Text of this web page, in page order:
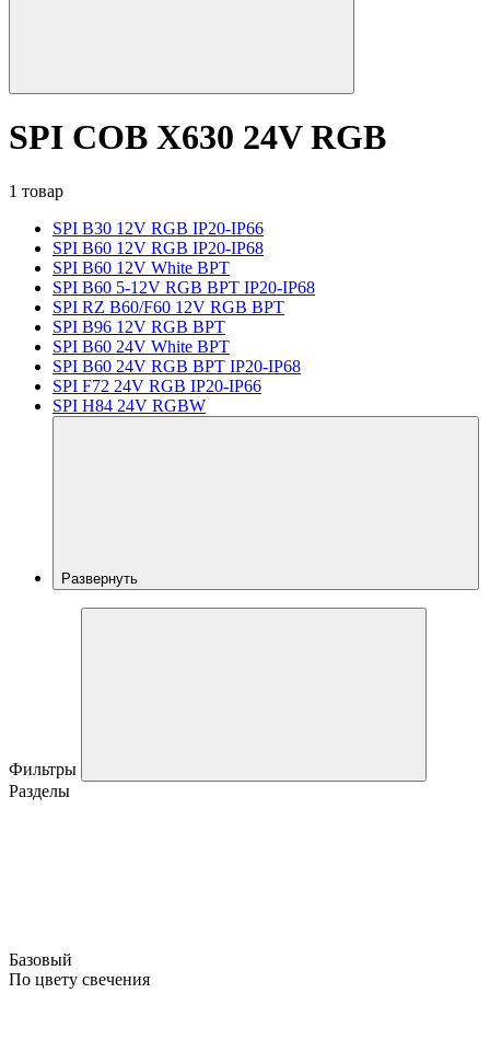
SPI COB X630 24V RGB
1 товар
SPI B30 12V RGB IP20-IP66
SPI B60 12V RGB IP20-IP68
SPI B60 12V White BPT
SPI B60 5-12V RGB BPT IP20-IP68
SPI RZ B60/F60 12V RGB BPT
SPI B96 12V RGB BPT
SPI B60 24V White BPT
SPI B60 24V RGB BPT IP20-IP68
SPI F72 24V RGB IP20-IP66
SPI H84 24V RGBW
Развернуть
Фильтры
Разделы
Базовый
По цвету свечения